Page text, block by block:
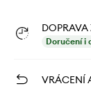
Doručení i
VRÁCENÍ